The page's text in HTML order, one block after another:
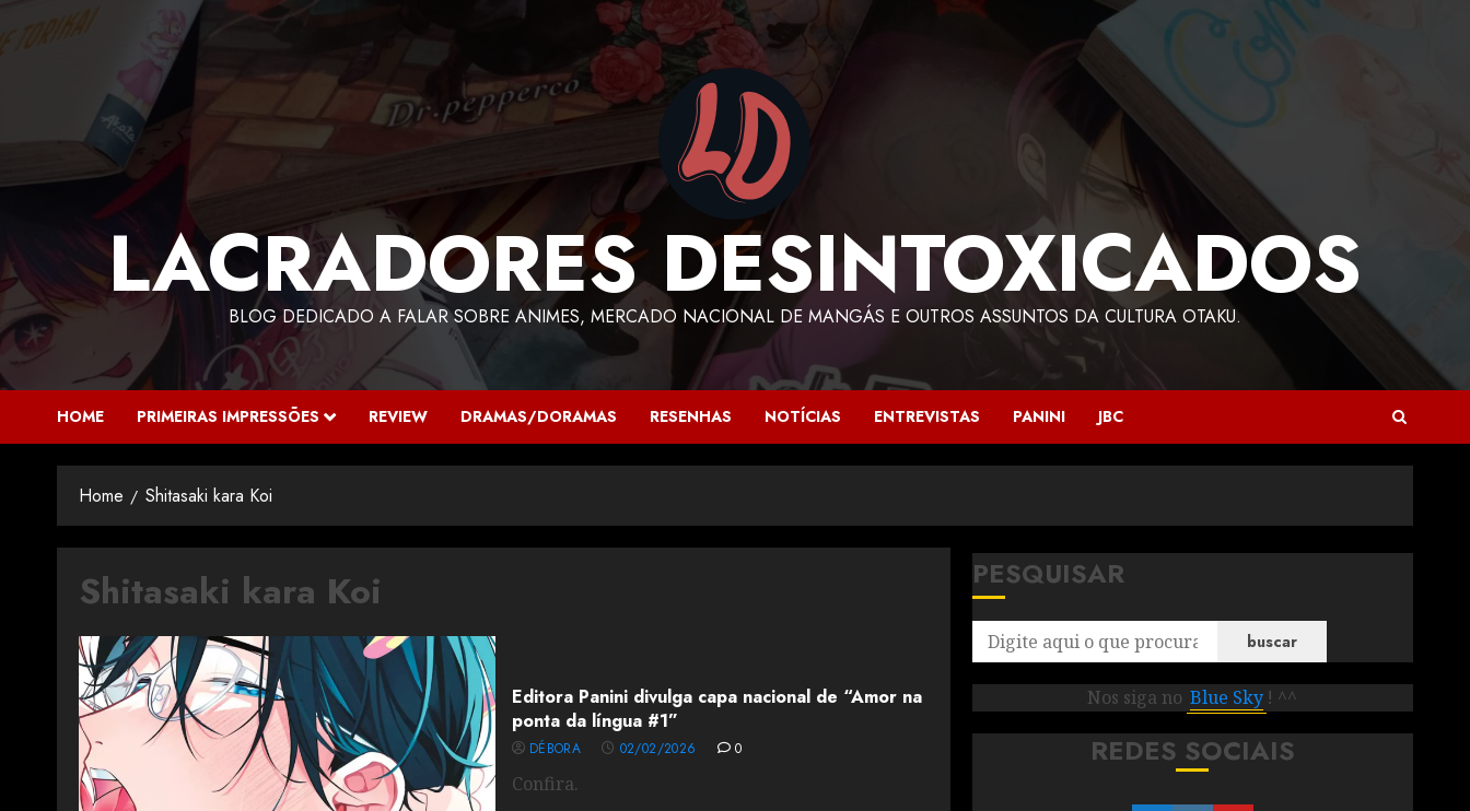
LACRADORES DESINTOXICADOS
BLOG DEDICADO A FALAR SOBRE ANIMES, MERCADO NACIONAL DE MANGÁS E OUTROS ASSUNTOS DA CULTURA OTAKU.
HOME PRIMEIRAS IMPRESSÕES REVIEW DRAMAS/DORAMAS RESENHAS NOTÍCIAS ENTREVISTAS PANINI JBC
Home Shitasaki kara Koi
Shitasaki kara Koi
Editora Panini divulga capa nacional de “Amor na
ponta da língua #1”
DÉBORA 02/02/2026 0
Confira.
PESQUISAR
buscar
Nos siga no Blue Sky ! ^^
REDES SOCIAIS